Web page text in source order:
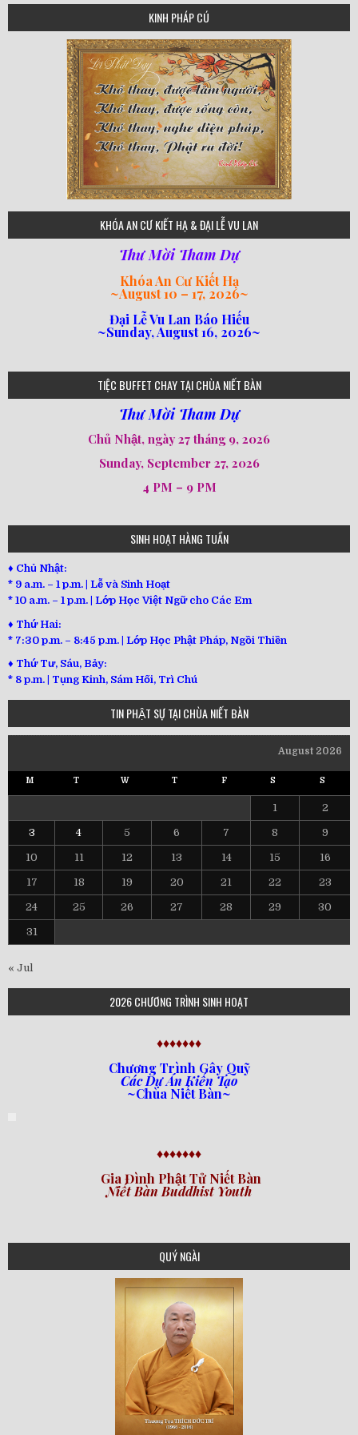
KINH PHÁP CÚ
75
80
78
77
82
92
93
94
95
98
641
182
101
loipha2
loipha4
loipha1
loipha5
loipha7
loipha8
loipha10
loipha9
loi-phat-day
loipha15
loipha13
KHÓA AN CƯ KIẾT HẠ & ĐẠI LỄ VU LAN
Thư Mời Tham Dự
Khóa An Cư Kiết Hạ
~August 10 – 17, 2026~
Đại Lễ Vu Lan Báo Hiếu
~Sunday, August 16, 2026~
TIỆC BUFFET CHAY TẠI CHÙA NIẾT BÀN
Thư Mời Tham Dự
Chủ Nhật, ngày 27 tháng 9, 2026
Sunday, September 27, 2026
4 PM – 9 PM
SINH HOẠT HÀNG TUẦN
♦ Chủ Nhật:
* 9 a.m. – 1 p.m. | Lễ và Sinh Hoạt
* 10 a.m. – 1 p.m. | Lớp Học Việt Ngữ cho Các Em
♦ Thứ Hai:
* 7:30 p.m. – 8:45 p.m. | Lớp Học Phật Pháp, Ngồi Thiền
♦ Thứ Tư, Sáu, Bảy:
* 8 p.m. | Tụng Kinh, Sám Hối, Trì Chú
TIN PHẬT SỰ TẠI CHÙA NIẾT BÀN
August 2026
M T W T F S S
1 2
3 4 5 6 7 8 9
10 11 12 13 14 15 16
17 18 19 20 21 22 23
24 25 26 27 28 29 30
31
« Jul
2026 CHƯƠNG TRÌNH SINH HOẠT
♦♦♦♦♦♦♦
Chương Trình Gây Quỹ
Các Dự Án Kiến Tạo
~Chùa Niết Bàn~
♦♦♦♦♦♦♦
Gia Đình Phật Tử Niết Bàn
Niết Bàn Buddhist Youth
QUÝ NGÀI